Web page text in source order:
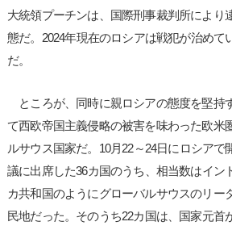
大統領プーチンは、国際刑事裁判所により
態だ。2024年現在のロシアは戦犯が治めて
だ。
ところが、同時に親ロシアの態度を堅持
て西欧帝国主義侵略の被害を味わった欧米
ルサウス国家だ。10月22～24日にロシアで
議に出席した36カ国のうち、相当数はイン
カ共和国のようにグローバルサウスのリー
民地だった。そのうち22カ国は、国家元首